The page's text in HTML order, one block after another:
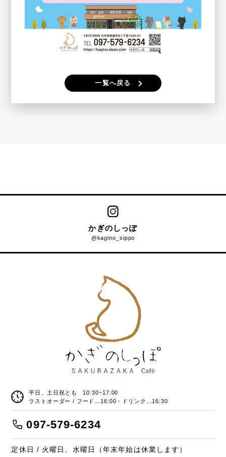
一覧へ戻る
かぎのしっぽ
@kagino_sippo
平日、土日祝とも 10:30~17:00
ラストオーダー / フード…16:00・ドリンク…16:30
097-579-6234
定休日 / 火曜日、水曜日（年末年始は休業します）